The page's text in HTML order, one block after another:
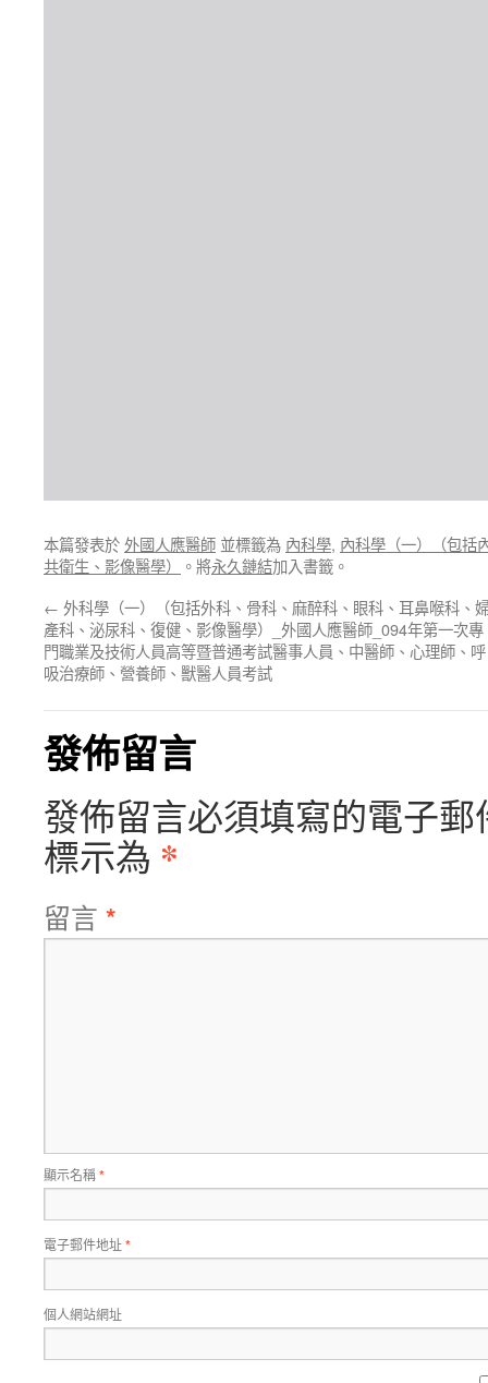
本篇發表於外國人應醫師 並標籤為 內科學, 內科學（一）（包括
共衛生、影像醫學）
。將永久鏈結加入書籤。
← 外科學（一）（包括外科、骨科、麻醉科、眼科、耳鼻喉科、
產科、泌尿科、復健、影像醫學）_外國人應醫師_094年第一次專
門職業及技術人員高等暨普通考試醫事人員、中醫師、心理師、呼
吸治療師、營養師、獸醫人員考試
發佈留言
發佈留言必須填寫的電子
標示為 *
留言 *
顯示名稱*
電子郵件地址*
個人網站網址